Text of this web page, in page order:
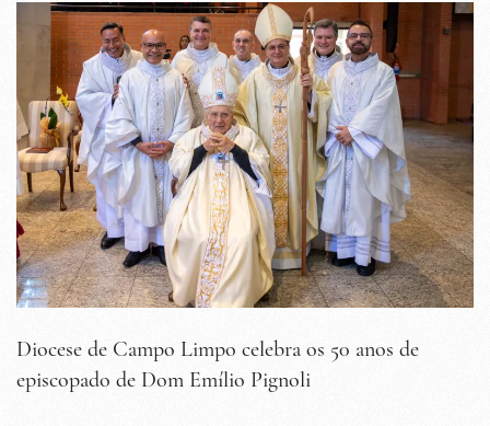
Diocese de Campo Limpo celebra os 50 anos de
episcopado de Dom Emílio Pignoli